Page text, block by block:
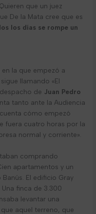
que un juez
De la Mata cree que es
los días se rompe un
la que empezó a
llamando «El
despacho de Juan Pedro
tanto ante la Audiencia
cómo empezó
fuera cuatro horas por la
normal y corriente».
comprando
apartamentos y un
El edificio Gray
Una finca de 3.300
levantar una
aquel terreno, que